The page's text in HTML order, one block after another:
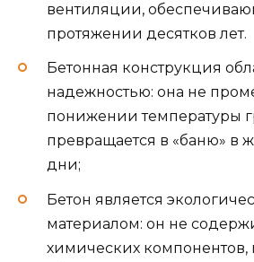
вентиляции,
протяжении десятков лет.
Бетонная конструкция
надежностью: она не
понижении температуры
превращается в «баню» в
дни;
Бетон является
материалом: он не
химических компонентов,